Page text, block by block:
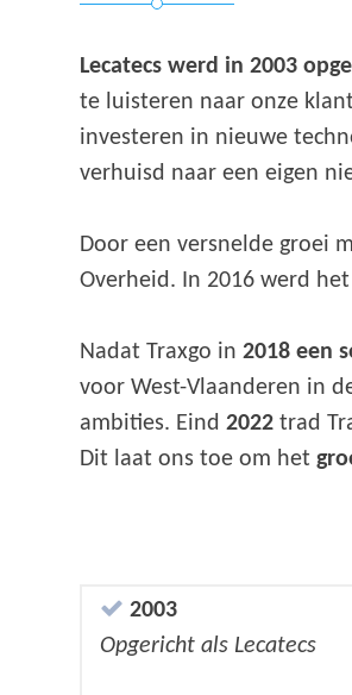
Lecatecs werd in 2003
te luisteren naar onze
investeren in nieuwe
verhuisd naar een eigen
Door een versnelde groei
Overheid. In 2016 werd
Nadat Traxgo in2018 een
voor West-Vlaanderen in
ambities. Eind2022 trad
Dit laat ons toe om het
2003
Opgericht als Lecatecs